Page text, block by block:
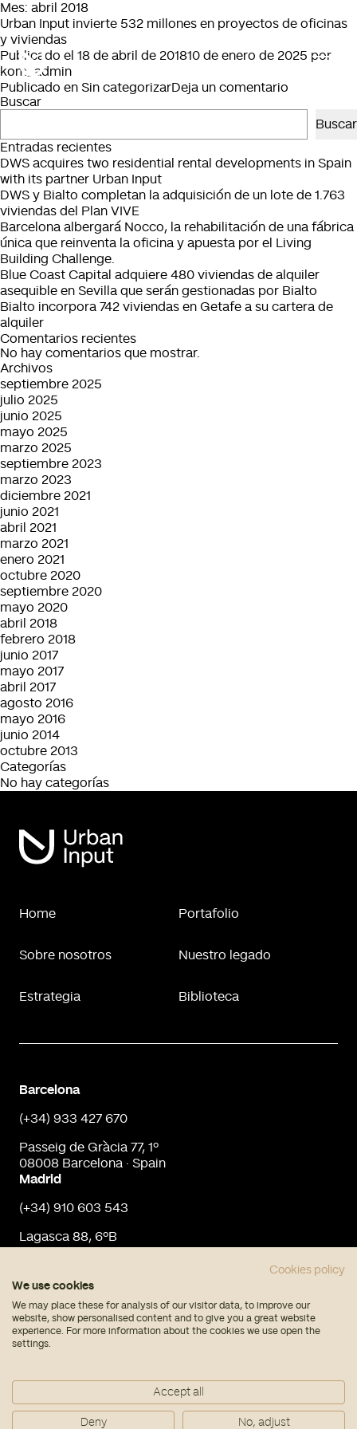
Mes: abril 2018
Urban Input invierte 532 millones en proyectos de oficinas
y viviendas
Publicado el 18 de abril de 201810 de enero de 2025 por
kom_admin
Publicado en Sin categorizarDeja un comentario
Input
millones
proyectos
oficinas
y
Buscar
Buscar
Entradas recientes
DWS acquires two residential rental developments in Spain
with its partner Urban Input
DWS y Bialto completan la adquisición de un lote de 1.763
viviendas del Plan VIVE
Barcelona albergará Nocco, la rehabilitación de una fábrica
única que reinventa la oficina y apuesta por el Living
Building Challenge.
Blue Coast Capital adquiere 480 viviendas de alquiler
asequible en Sevilla que serán gestionadas por Bialto
Bialto incorpora 742 viviendas en Getafe a su cartera de
alquiler
Comentarios recientes
No hay comentarios que mostrar.
Archivos
septiembre 2025
julio 2025
junio 2025
mayo 2025
marzo 2025
septiembre 2023
marzo 2023
diciembre 2021
junio 2021
abril 2021
marzo 2021
enero 2021
octubre 2020
septiembre 2020
mayo 2020
abril 2018
febrero 2018
junio 2017
mayo 2017
abril 2017
agosto 2016
mayo 2016
junio 2014
octubre 2013
Categorías
No hay categorías
Home
Sobre nosotros
Estrategia
Portafolio
Nuestro legado
Biblioteca
Barcelona
(+34) 933 427 670
Passeig de Gràcia 77, 1º
08008 Barcelona · Spain
Madrid
(+34) 910 603 543
Lagasca 88, 6ºB
© Urban Input 2026
Política de privacidad
Cookies policy
We use cookies
We may place these for analysis of our visitor data, to improve our
website, show personalised content and to give you a great website
experience. For more information about the cookies we use open the
settings.
Accept all
Deny No, adjust